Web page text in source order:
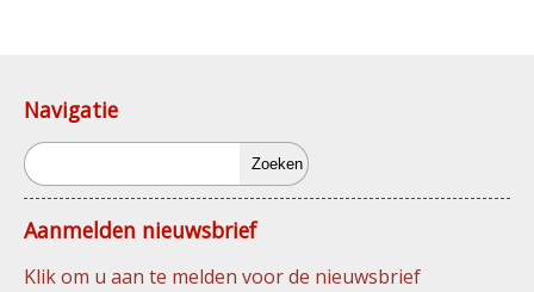
Navigatie
Zoeken
Aanmelden nieuwsbrief
Klik om u aan te melden voor de nieuwsbrief